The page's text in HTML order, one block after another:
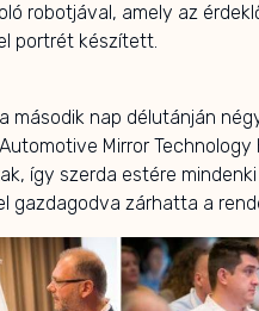
robotjával, amely az
portrét készített.
második nap délutánján
Mirror
így szerda estére
gazdagodva zárhatta a